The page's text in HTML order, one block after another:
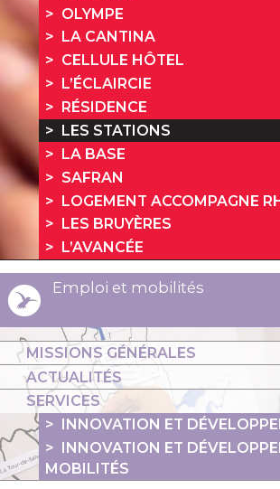
OLYMPE
LA CANTINA
CELLULE HÔTEL
L’ÉCLAIRCIE
RÉSIDENCE
LES STATIONS
LA BASE
SAFRAN
LOGEMENT ACCOMPAGNE
LES BRUYÈRES
L’AVANCÉE
Emploi et mobilités
MISSIONS GÉNÉRALES
ACTUALITÉS
SERVICES
INNOVATION ET
INNOVATION ET
MOBILITÉS